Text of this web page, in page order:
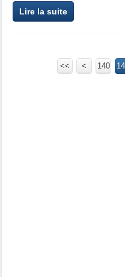
Lire la suite
<< < 100
110
120
130
140